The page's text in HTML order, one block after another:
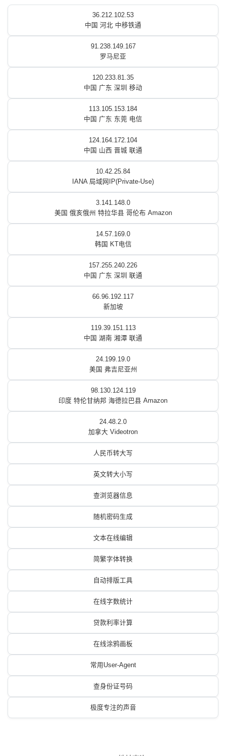
36.212.102.53
中国 河北 中移铁通
91.238.149.167
罗马尼亚
120.233.81.35
中国 广东 深圳 移动
113.105.153.184
中国 广东 东莞 电信
124.164.172.104
中国 山西 晋城 联通
10.42.25.84
IANA 局域网IP(Private-Use)
3.141.148.0
美国 俄亥俄州 特拉华县 哥伦布 Amazon
14.57.169.0
韩国 KT电信
157.255.240.226
中国 广东 深圳 联通
66.96.192.117
新加坡
119.39.151.113
中国 湖南 湘潭 联通
24.199.19.0
美国 弗吉尼亚州
98.130.124.119
印度 特伦甘纳邦 海德拉巴县 Amazon
24.48.2.0
加拿大 Videotron
人民币转大写
英文转大小写
查浏览器信息
随机密码生成
文本在线编辑
简繁字体转换
自动排版工具
在线字数统计
贷款利率计算
在线涂鸦画板
常用User-Agent
查身份证号码
极度专注的声音